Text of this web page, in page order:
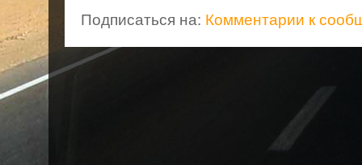
Подписаться на: Комментарии к